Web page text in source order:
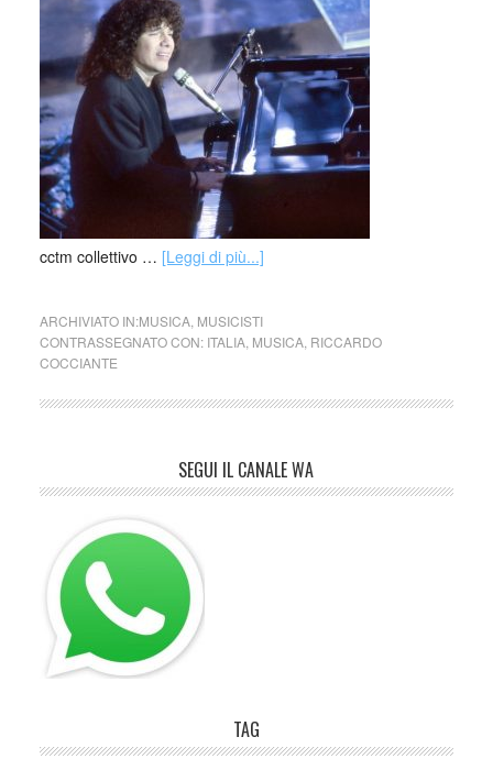
cctm collettivo … [Leggi di più...]
ARCHIVIATO IN:MUSICA, MUSICISTI
CONTRASSEGNATO CON: ITALIA, MUSICA, RICCARDO
COCCIANTE
SEGUI IL CANALE WA
TAG